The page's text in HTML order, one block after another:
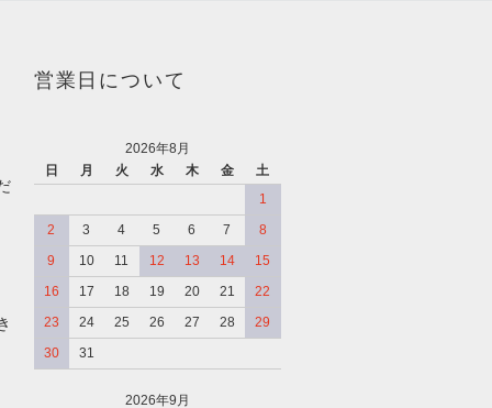
営業日について
2026年8月
日
月 火 水 木 金
土
1
2
3 4 5 6 7
8
9
10 11 12 13 14
15
16
17 18 19 20 21
22
23
24 25 26 27 28
29
30
31
2026年9月